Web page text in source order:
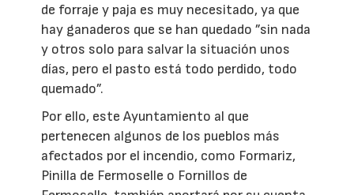
de forraje y paja es muy necesitado, ya que
hay ganaderos que se han quedado ”sin nada
y otros solo para salvar la situación unos
días, pero el pasto está todo perdido, todo
quemado”.
Por ello, este Ayuntamiento al que
pertenecen algunos de los pueblos más
afectados por el incendio, como Formariz,
Pinilla de Fermoselle o Fornillos de